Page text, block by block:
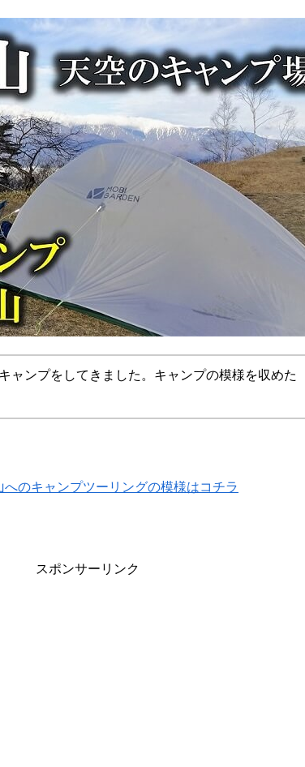
ャンプをしてきました。キャンプの模様を収めた
へのキャンプツーリングの模様はコチラ
スポンサーリンク